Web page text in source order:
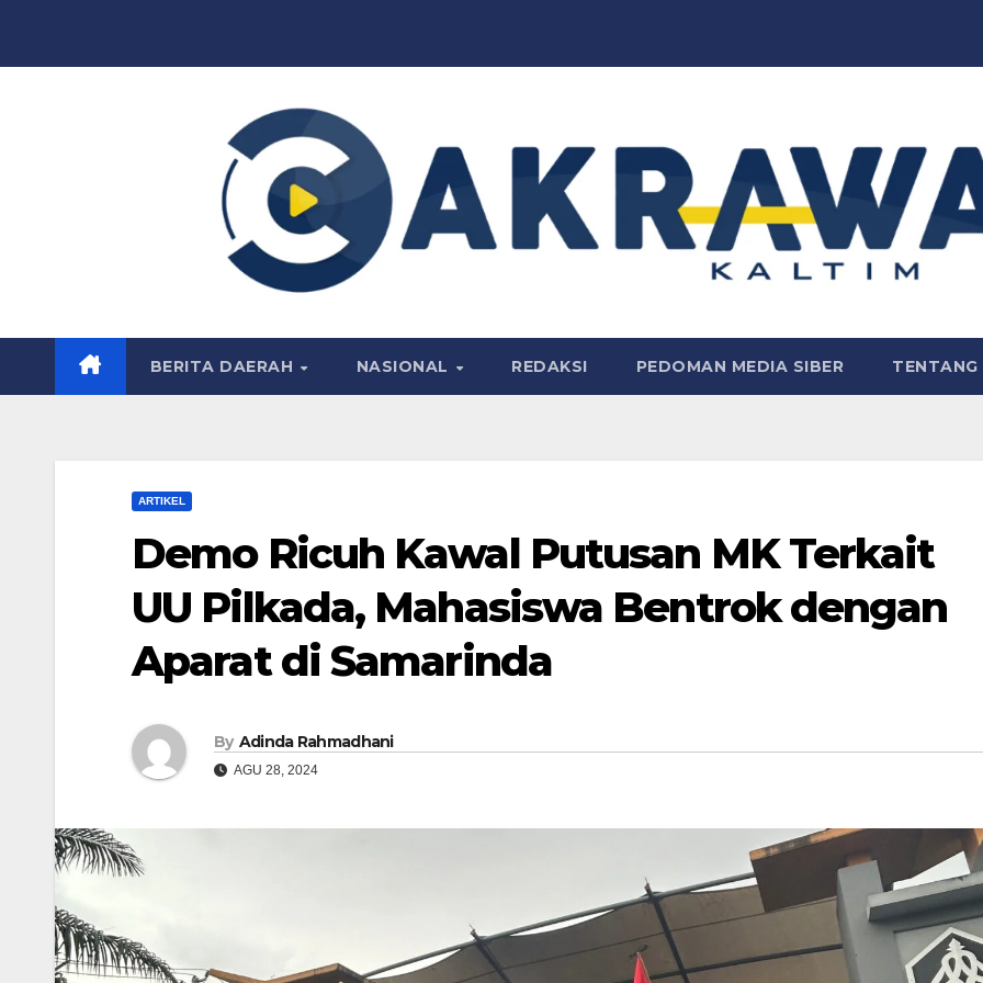
BERITA DAERAH NASIONAL REDAKSI PEDOMAN MEDIA SIBER TENTANG
ARTIKEL
Demo Ricuh Kawal Putusan MK Terkait
UU Pilkada, Mahasiswa Bentrok dengan
Aparat di Samarinda
By Adinda Rahmadhani
AGU 28, 2024